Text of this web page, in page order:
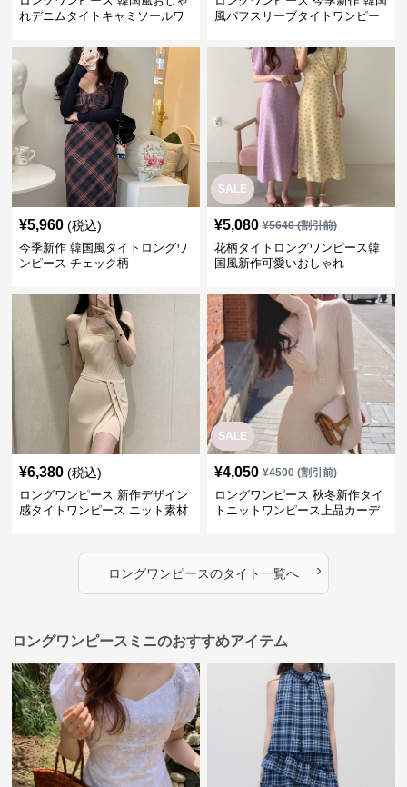
れデニムタイトキャミソールワ
風パフスリーブタイトワンピー
¥5,960 (税込)
今季新作 韓国風タイトロングワ
ンピース チェック柄
SALE
¥5,080 ¥5640(割引前)
花柄タイトロングワンピース韓
国風新作可愛いおしゃれ
¥6,380 (税込)
ロングワンピース 新作デザイン
感タイトワンピース ニット素材
SALE
¥4,050 ¥4500(割引前)
ロングワンピース 秋冬新作タイ
トニットワンピース上品カーデ
ロングワンピースのタイト一覧へ ›
ロングワンピースミニのおすすめアイテム